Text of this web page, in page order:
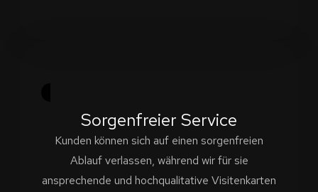
Sorgenfreier Service
Kunden können sich auf einen sorgenfreien
Ablauf verlassen, während wir für sie
ansprechende und hochqualitative Visitenkarten